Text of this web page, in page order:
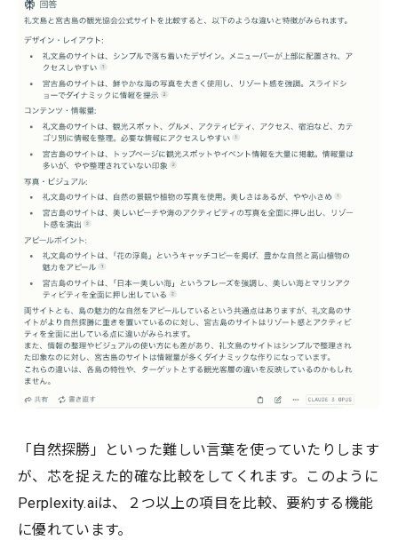
「自然探勝」といった難しい言葉を使っていたりします
が、芯を捉えた的確な比較をしてくれます。このように
Perplexity.aiは、２つ以上の項目を比較、要約する機能
に優れています。